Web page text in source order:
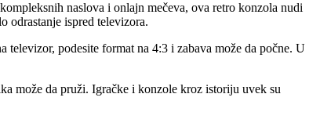
naslova i onlajn mečeva, ova retro konzola nudi
odrastanje ispred televizora.
televizor, podesite format na 4:3 i zabava može da počne. U
može da pruži. Igračke i konzole kroz istoriju uvek su